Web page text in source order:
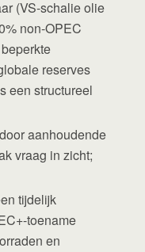
(VS-schalie olie
non-OPEC
reserves
een structureel
aanhoudende
vraag in zicht;
tijdelijk
toename
en